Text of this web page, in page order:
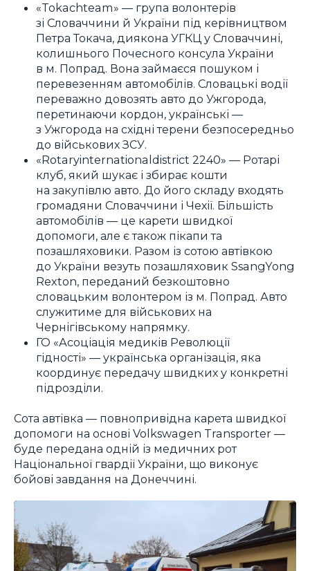
«Tokachteam» — група волонтерів
зі Словаччини й України під керівництвом
Петра Токача, диякона УГКЦ у Словаччині,
колишнього Почесного консула України
в м. Попрад. Вона займаєся пошуком і
перевезенням автомобілів. Словацькі водії
переважно довозять авто до Ужгорода,
перетинаючи кордон, українські —
з Ужгорода на східні терени безпосередньо
до військових ЗСУ.
«Rotaryinternationaldistrict 2240» — Ротарі
клуб, який шукає і збирає кошти
на закупівлю авто. До його складу входять
громадяни Словаччини і Чехії. Більшість
автомобілів — це карети швидкої
допомоги, але є також пікапи та
позашляховики. Разом із сотою автівкою
до України везуть позашляховик SsangYong
Rexton, переданий безкоштовно
словацьким волонтером із м. Попрад. Авто
служитиме для військових на
Чернігівському напрямку.
ГО «Асоціація медиків Революції
гідності» — українська організація, яка
координує передачу швидких у конкретні
підрозділи.
Сота автівка — повнопривідна карета швидкої
допомоги на основі Volkswagen Transporter —
буде передана одній із медичних рот
Національної гвардії України, що виконує
бойові завдання на Донеччині.